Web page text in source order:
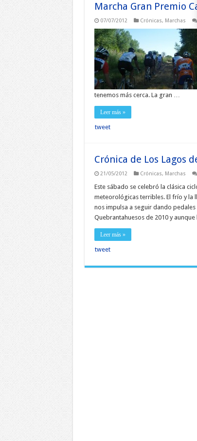
Marcha Gran Premio
07/07/2012 Crónicas, Marchas
tenemos más cerca. La gran …
Leer más »
tweet
Crónica de Los Lagos
21/05/2012 Crónicas, Marchas
Este sábado se celebró la clásica
meteorológicas terribles. El frío y la
nos impulsa a seguir dando pedales
Quebrantahuesos de 2010 y
Leer más »
tweet